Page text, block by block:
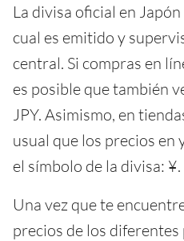
La divisa oficial en
cual es emitido y
central. Si compras en
es posible que también
JPY. Asimismo, en
usual que los precios en
el símbolo de la divisa: ¥.
Una vez que te
precios de los